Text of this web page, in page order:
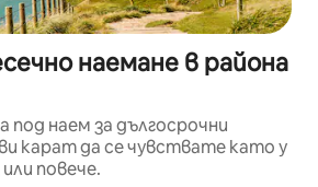
наемане в района
наем за дългосрочни
карат да се чувствате като у
повече.